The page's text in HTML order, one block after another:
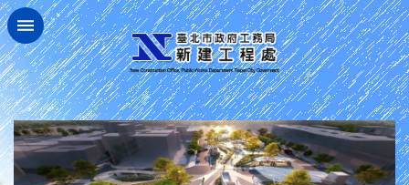
跳到主要內容區塊